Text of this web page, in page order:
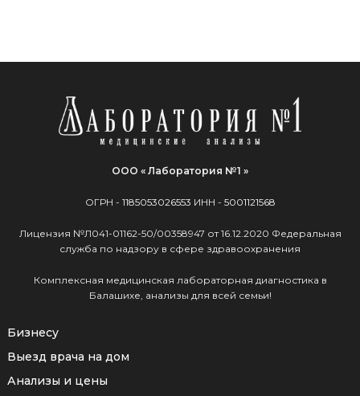
ООО « Лаборатория №1 »
ОГРН - 1185053026553 ИНН - 5001121568
Лицензия №Л041-01162-50/00358947 от 16.12.2020 Федеральная
служба по надзору в сфере здравоохранения
Комплексная медицинская лабораторная диагностика в
Балашихе, анализы для всей семьи!
Бизнесу
Выезд врача на дом
Анализы и цены